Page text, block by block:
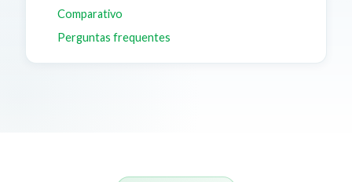
Comparativo
Perguntas frequentes